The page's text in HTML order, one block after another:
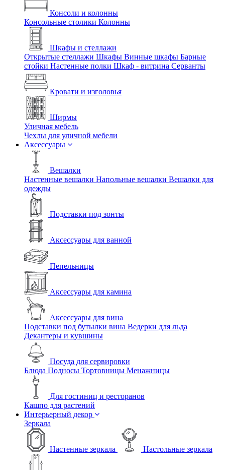
Консоли и колонны
Консольные столики Колонны
Шкафы и стеллажи
Открытые стеллажи Шкафы Винные шкафы Барные
стойки Настенные полки Шкаф - витрина Серванты
Кровати и изголовья
Ширмы
Уличная мебель
Чехлы для уличной мебели
Аксессуары
Вешалки
Настенные вешалки Напольные вешалки Вешалки для
одежды
Подставки под зонты
Аксессуары для ванной
Пепельницы
Аксессуары для камина
Аксессуары для вина
Подставки под бутылки вина Ведерки для льда
Декантеры и кувшины
Посуда для сервировки
Блюда Подносы Тортовницы Менажницы
Для гостиниц и ресторанов
Кашпо для растений
Интерьерный декор
Зеркала
Настенные зеркала Настольные зеркала